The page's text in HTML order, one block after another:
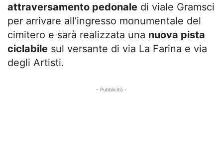
attraversamento pedonale di viale Gramsci
per arrivare all’ingresso monumentale del
cimitero e sarà realizzata una nuova pista
ciclabile sul versante di via La Farina e via
degli Artisti.
- Pubblicità -